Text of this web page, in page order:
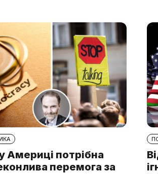
Америці потрібна
перемога за